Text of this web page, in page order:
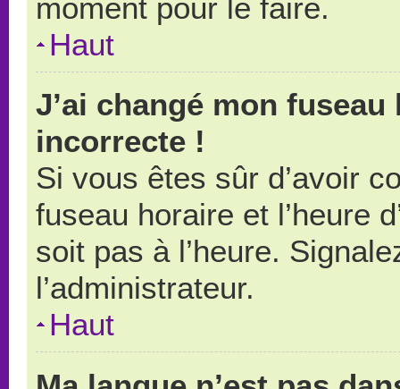
moment pour le faire.
Haut
J’ai changé mon
incorrecte !
Si vous êtes sûr d’avoir
fuseau horaire et l’heure
soit pas à l’heure.
l’administrateur.
Haut